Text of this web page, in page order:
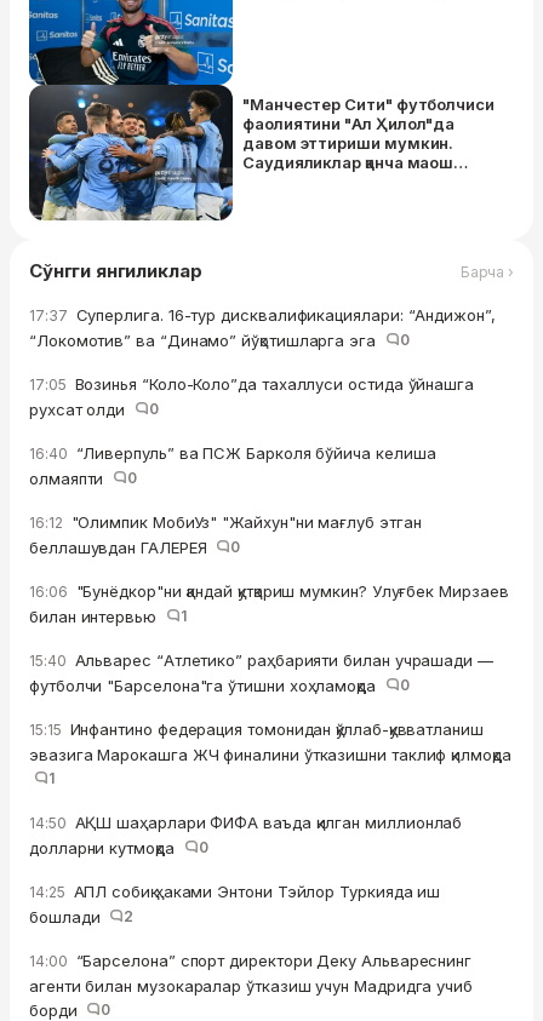
"Манчестер Сити" футболчиси
фаолиятини "Ал Ҳилол"да
давом эттириши мумкин.
Саудияликлар қанча маош
Сўнгги янгиликлар Барча ›
17:37 Суперлига. 16-тур дисквалификациялари: “Андижон”,
“Локомотив” ва “Динамо” йўқотишларга эга
0
17:05 Возинья “Коло-Коло”да тахаллуси остида ўйнашга
рухсат олди
0
16:40 “Ливерпуль” ва ПСЖ Барколя бўйича келиша
олмаяпти
0
16:12 "Олимпик МобиУз" "Жайхун"ни мағлуб этган
беллашувдан ГАЛЕРЕЯ
0
16:06 "Бунёдкор"ни қандай қутқариш мумкин? Улуғбек Мирзаев
билан интервью
1
15:40 Альварес “Атлетико” раҳбарияти билан учрашади —
футболчи "Барселона"га ўтишни хоҳламоқда
0
15:15 Инфантино федерация томонидан қўллаб-қувватланиш
эвазига Марокашга ЖЧ финалини ўтказишни таклиф қилмоқда
1
14:50 АҚШ шаҳарлари ФИФА ваъда қилган миллионлаб
долларни кутмоқда
0
14:25 АПЛ собиқ ҳаками Энтони Тэйлор Туркияда иш
бошлади
2
14:00 “Барселона” спорт директори Деку Альвареснинг
агенти билан музокаралар ўтказиш учун Мадридга учиб
борди
0